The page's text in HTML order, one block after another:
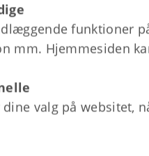
funktioner
mm. Hjemmesiden
dine valg på websitet,